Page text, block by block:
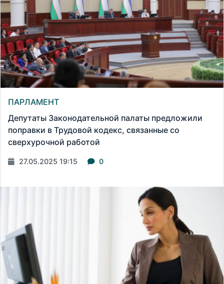
ПАРЛАМЕНТ
Депутаты Законодательной палаты предложили
поправки в Трудовой кодекс, связанные со
сверхурочной работой
27.05.2025 19:15 0